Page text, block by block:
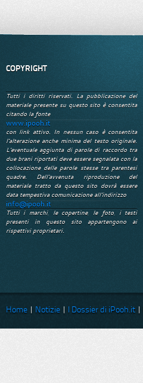
COPYRIGHT
Tutti i diritti riservati. La pubblicazione del
materiale presente su questo sito è consentita
citando la fonte
www.ipooh.it
con link attivo. In nessun caso è consentita
l'alterazione anche minima del testo originale.
L'eventuale aggiunta di parole di raccordo tra
due brani riportati deve essere segnalata con la
collocazione delle parole stesse tra parentesi
quadre. Dell'avvenuta riproduzione del
materiale tratto da questo sito dovrà essere
data tempestiva comunicazione all'indirizzo
info@ipooh.it
Tutti i marchi, le copertine, le foto, i testi
presenti in questo sito appartengono ai
rispettivi proprietari.
Home Notizie I Dossier di iPooh.it